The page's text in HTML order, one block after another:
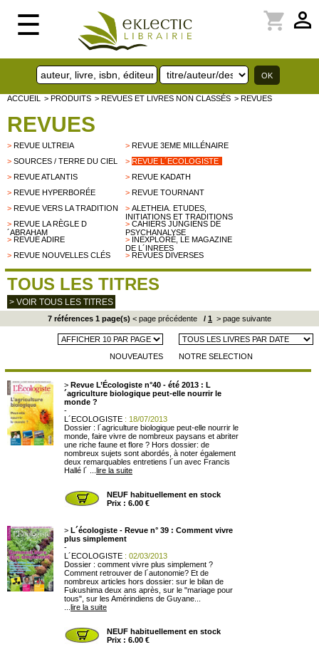
☰ perm_identity
shopping_cart
ACCUEIL > PRODUITS > REVUES ET LIVRES NON CLASSÉS > REVUES
REVUES
> REVUE ULTREIA >REVUE 3EME MILLÉNAIRE
> SOURCES / TERRE DU CIEL > REVUE L´ECOLOGISTE
> REVUE ATLANTIS >REVUE KADATH
> REVUE HYPERBORÉE >REVUE TOURNANT
> REVUE VERS LA TRADITION >ALETHEIA. ETUDES,
INITIATIONS ET TRADITIONS
> REVUE LA RÈGLE D
´ABRAHAM
>CAHIERS JUNGIENS DE
PSYCHANALYSE
> REVUE ADIRE > INEXPLORÉ, LE MAGAZINE
DE L´INREES
> REVUE NOUVELLES CLÉS >REVUES DIVERSES
TOUS LES TITRES
> VOIR TOUS LES TITRES
7 références 1 page(s) < page précédente / 1 > page suivante
NOUVEAUTES NOTRE SELECTION
> Revue L’Écologiste n°40 - été 2013 : L
´agriculture biologique peut-elle nourrir le
monde ?
-
L´ECOLOGISTE : 18/07/2013
Dossier : l´agriculture biologique peut-elle nourrir le
monde, faire vivre de nombreux paysans et abriter
une riche faune et flore ? Hors dossier: de
nombreux sujets sont abordés, à noter également
deux remarquables entretiens l´un avec Francis
Hallé l´ ... lire la suite
NEUF habituellement en stock
Prix : 6.00 €
> L´écologiste - Revue n° 39 : Comment vivre
plus simplement
-
L´ECOLOGISTE : 02/03/2013
Dossier : comment vivre plus simplement ?
Comment retrouver de l´autonomie? Et de
nombreux articles hors dossier: sur le bilan de
Fukushima deux ans après, sur le "mariage pour
tous", sur les Amérindiens de Guyane...
lire la suite
NEUF habituellement en stock
Prix : 6.00 €